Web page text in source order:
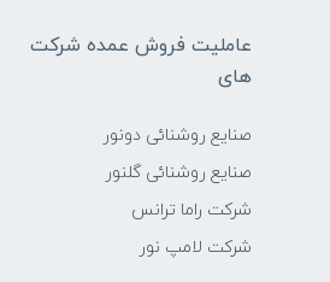
عاملیت فروش عمده شرکت
های
صنایع روشنائی دونور
صنایع روشنائی گلنور
شرکت راما ترانس
شرکت لامپ نور